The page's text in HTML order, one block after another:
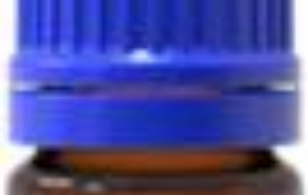
il)bis[2,6-difluoro-3-(1H-pirrol-1-il)fenil]titânio
CAS 125051-32-3
Bis(η5-2,4-ciclopentadien-1-il)bis[2,6-
difluoro-3-(1H-pirrol-1-il)fenil]titânio